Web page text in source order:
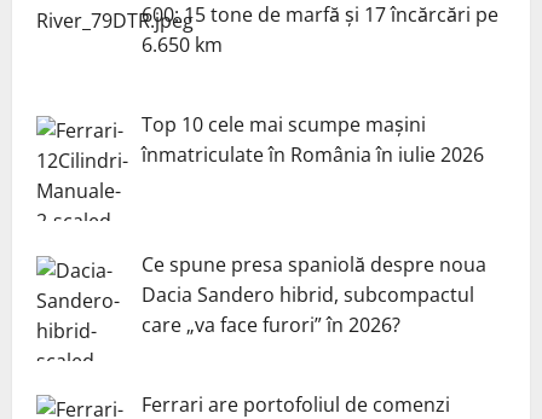
600: 15 tone de marfă și 17 încărcări pe
6.650 km
Top 10 cele mai scumpe mașini
înmatriculate în România în iulie 2026
Ce spune presa spaniolă despre noua
Dacia Sandero hibrid, subcompactul
care „va face furori” în 2026?
Ferrari are portofoliul de comenzi